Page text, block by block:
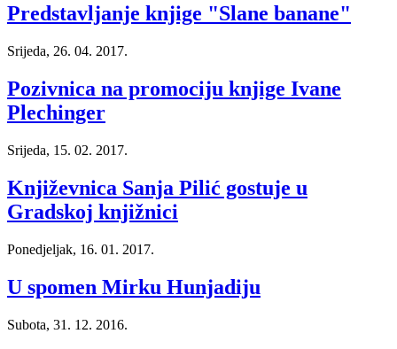
Predstavljanje knjige "Slane banane"
Srijeda, 26. 04. 2017.
Pozivnica na promociju knjige Ivane
Plechinger
Srijeda, 15. 02. 2017.
Književnica Sanja Pilić gostuje u
Gradskoj knjižnici
Ponedjeljak, 16. 01. 2017.
U spomen Mirku Hunjadiju
Subota, 31. 12. 2016.